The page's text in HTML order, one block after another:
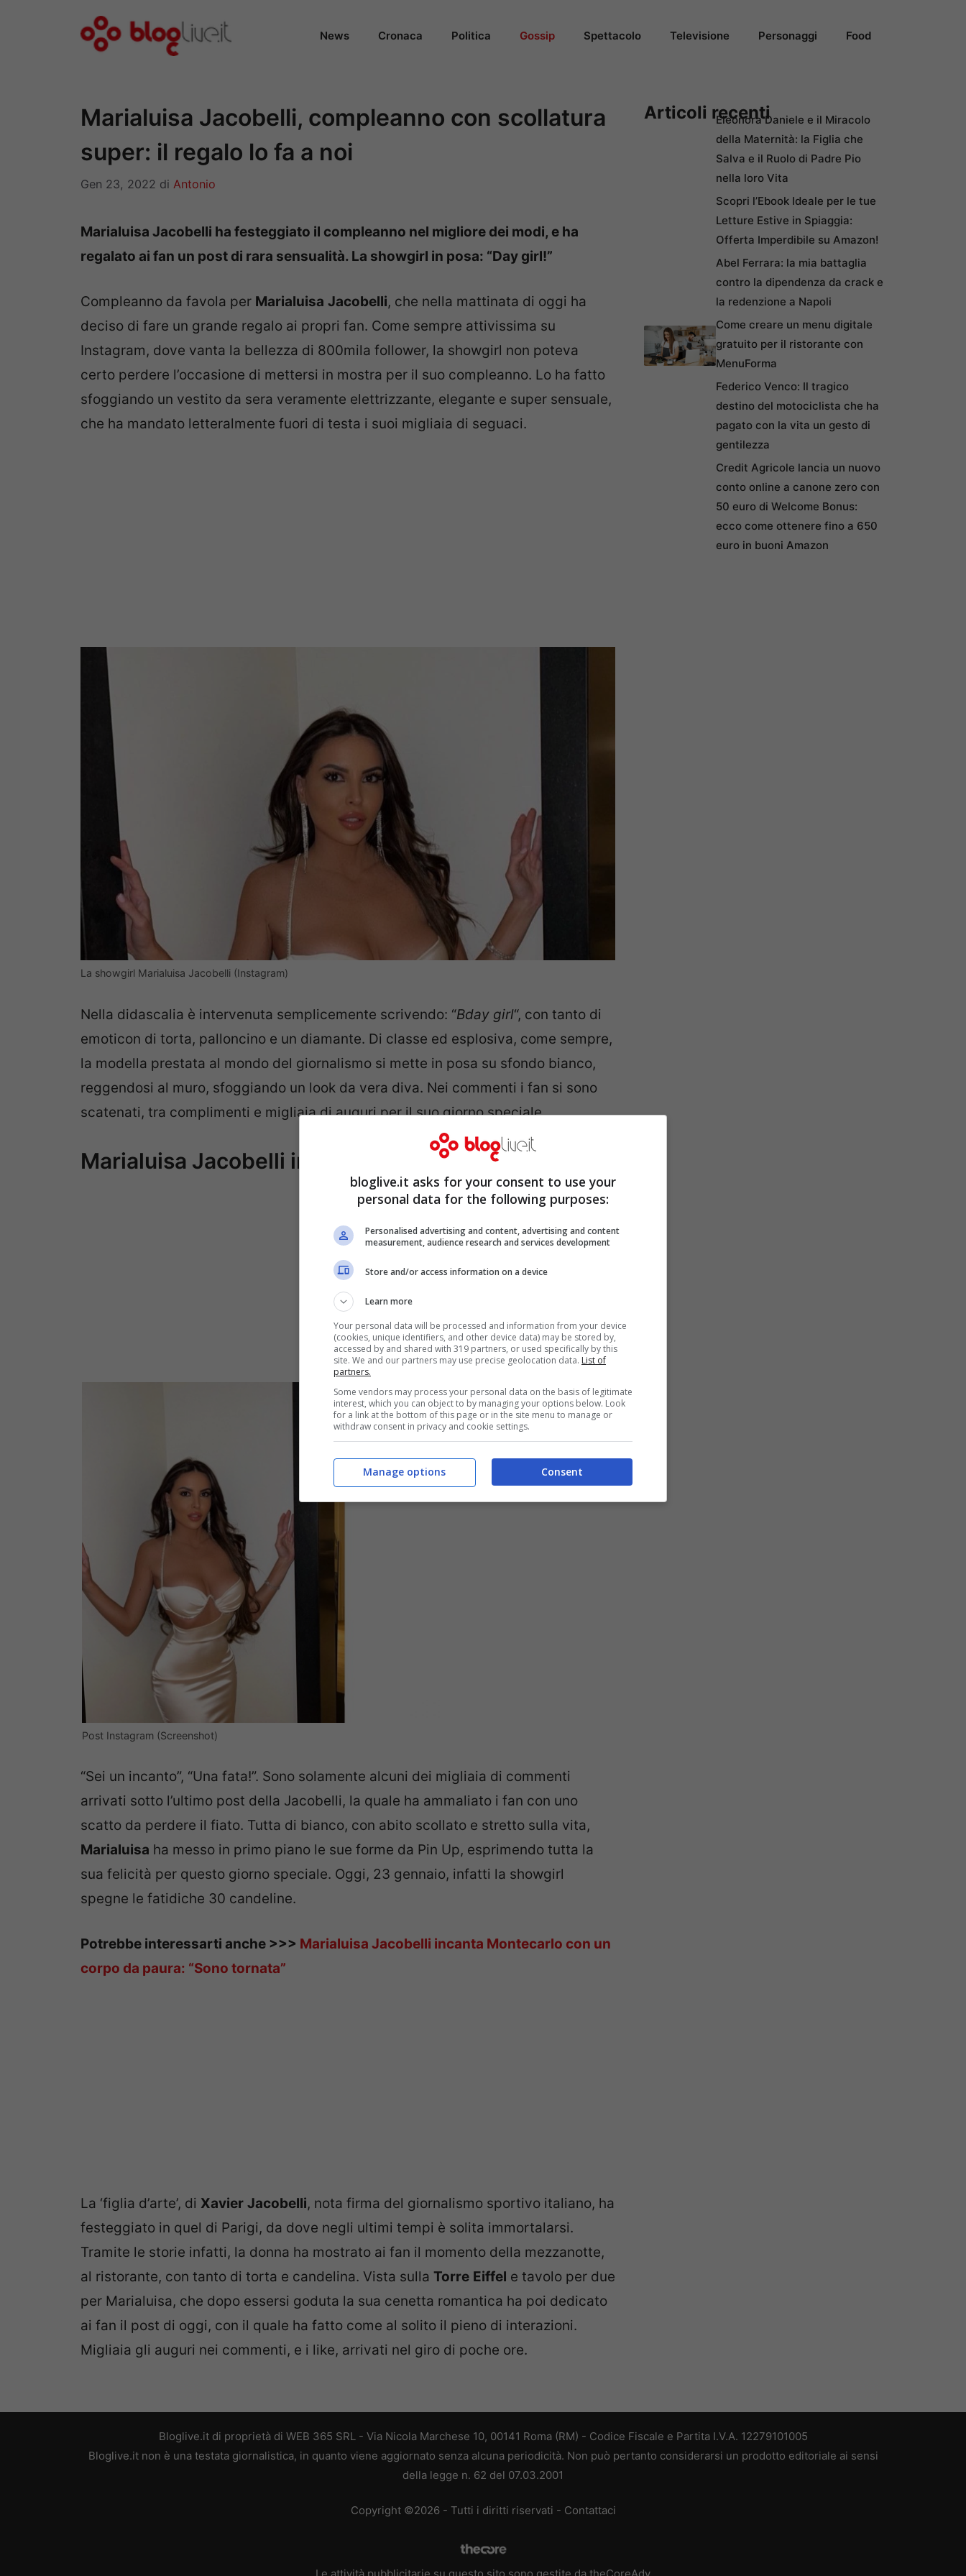
News Cronaca Politica Gossip Spettacolo Televisione Personaggi Food
Marialuisa Jacobelli, compleanno con scollatura
super: il regalo lo fa a noi
Gen 23, 2022 di Antonio
Marialuisa Jacobelli ha festeggiato il compleanno nel migliore dei modi, e ha
regalato ai fan un post di rara sensualità. La showgirl in posa: “Day girl!”
Compleanno da favola per Marialuisa Jacobelli, che nella mattinata di oggi ha
deciso di fare un grande regalo ai propri fan. Come sempre attivissima su
Instagram, dove vanta la bellezza di 800mila follower, la showgirl non poteva
certo perdere l’occasione di mettersi in mostra per il suo compleanno. Lo ha fatto
sfoggiando un vestito da sera veramente elettrizzante, elegante e super sensuale,
che ha mandato letteralmente fuori di testa i suoi migliaia di seguaci.
La showgirl Marialuisa Jacobelli (Instagram)
Nella didascalia è intervenuta semplicemente scrivendo: “Bday girl“, con tanto di
emoticon di torta, palloncino e un diamante. Di classe ed esplosiva, come sempre,
la modella prestata al mondo del giornalismo si mette in posa su sfondo bianco,
reggendosi al muro, sfoggiando un look da vera diva. Nei commenti i fan si sono
scatenati, tra complimenti e migliaia di auguri per il suo giorno speciale.
Marialuisa Jacobelli in bianco: “Un incanto”
Post Instagram (Screenshot)
“Sei un incanto”, “Una fata!”. Sono solamente alcuni dei migliaia di commenti
arrivati sotto l’ultimo post della Jacobelli, la quale ha ammaliato i fan con uno
scatto da perdere il fiato. Tutta di bianco, con abito scollato e stretto sulla vita,
Marialuisa ha messo in primo piano le sue forme da Pin Up, esprimendo tutta la
sua felicità per questo giorno speciale. Oggi, 23 gennaio, infatti la showgirl
spegne le fatidiche 30 candeline.
Potrebbe interessarti anche >>> Marialuisa Jacobelli incanta Montecarlo con un
corpo da paura: “Sono tornata”
La ‘figlia d’arte’, di Xavier Jacobelli, nota firma del giornalismo sportivo italiano, ha
festeggiato in quel di Parigi, da dove negli ultimi tempi è solita immortalarsi.
Tramite le storie infatti, la donna ha mostrato ai fan il momento della mezzanotte,
al ristorante, con tanto di torta e candelina. Vista sulla Torre Eiffel e tavolo per due
per Marialuisa, che dopo essersi goduta la sua cenetta romantica ha poi dedicato
ai fan il post di oggi, con il quale ha fatto come al solito il pieno di interazioni.
Migliaia gli auguri nei commenti, e i like, arrivati nel giro di poche ore.
Articoli recentiEleonora Daniele e il Miracolo
della Maternità: la Figlia che
Salva e il Ruolo di Padre Pio
nella loro Vita
Scopri l’Ebook Ideale per le tue
Letture Estive in Spiaggia:
Offerta Imperdibile su Amazon!
Abel Ferrara: la mia battaglia
contro la dipendenza da crack e
la redenzione a Napoli
Come creare un menu digitale
gratuito per il ristorante con
MenuForma
Federico Venco: Il tragico
destino del motociclista che ha
pagato con la vita un gesto di
gentilezza
Credit Agricole lancia un nuovo
conto online a canone zero con
50 euro di Welcome Bonus:
ecco come ottenere fino a 650
euro in buoni Amazon
Bloglive.it di proprietà di WEB 365 SRL - Via Nicola Marchese 10, 00141 Roma (RM) - Codice Fiscale e Partita I.V.A. 12279101005
Bloglive.it non è una testata giornalistica, in quanto viene aggiornato senza alcuna periodicità. Non può pertanto considerarsi un prodotto editoriale ai sensi
della legge n. 62 del 07.03.2001
Copyright ©2026 - Tutti i diritti riservati - Contattaci
bloglive.it asks for your consent to use your
personal data for the following purposes:
Personalised advertising and content, advertising and content
measurement, audience research and services development
Store and/or access information on a device
Learn more
Your personal data will be processed and information from your device
(cookies, unique identifiers, and other device data) may be stored by,
accessed by and shared with 319 partners, or used specifically by this
site. We and our partners may use precise geolocation data. List of
partners.
Some vendors may process your personal data on the basis of legitimate
interest, which you can object to by managing your options below. Look
for a link at the bottom of this page or in the site menu to manage or
withdraw consent in privacy and cookie settings.
Consent
Manage options